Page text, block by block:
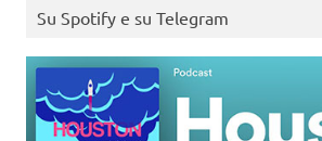
Su Spotify e su Telegram